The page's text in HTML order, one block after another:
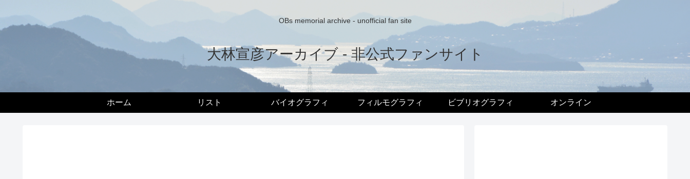
OBs memorial archive - unofficial fan site
大林宣彦アーカイブ - 非公式ファンサイト
ホーム リスト バイオグラフィ フィルモグラフィ ビブリオグラフィ オンライン